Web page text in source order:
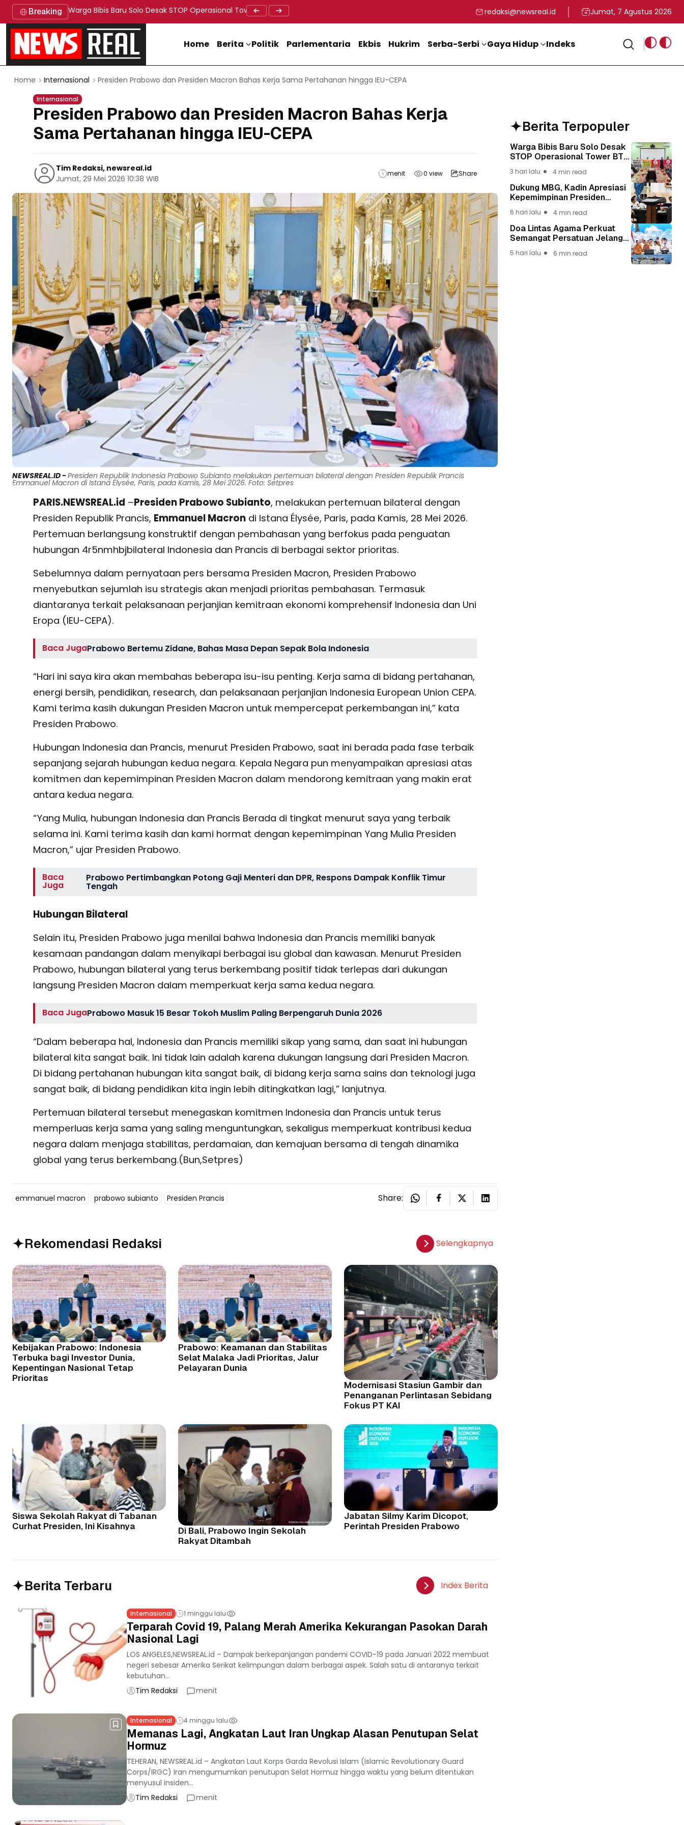
Breaking Warga Bibis Baru Solo Desak STOP Operasional Tower BTS, Diwa : Nyawa dan Keselamatan Warga Lebih Berharga
Doa Lintas Agama Perkuat Semangat Persatuan Jelang HUT ke-81 Kemerdekaan RIDukung MBG, Kadin Apresiasi Kepemimpinan Presiden Prabowo yang
Staf Khusus Menag RI
redaksi@newsreal.id Jumat, 7 Agustus 2026
Home Berita Politik Parlementaria Ekbis Hukrim Serba-Serbi Gaya Hidup Indeks
Home Internasional Presiden Prabowo dan Presiden Macron Bahas Kerja Sama Pertahanan hingga IEU-CEPA
Internasional
Presiden Prabowo dan Presiden Macron Bahas Kerja
Sama Pertahanan hingga IEU-CEPA
Tim Redaksi, newsreal.id
Jumat, 29 Mei 2026 10:38 WIB
menit 0view Share
NEWSREAL.ID -Presiden Republik Indonesia Prabowo Subianto melakukan pertemuan bilateral dengan Presiden Republik Prancis
Emmanuel Macron di Istana Élysée, Paris, pada Kamis, 28 Mei 2026. Foto: Setpres
PARIS.NEWSREAL.id –Presiden Prabowo Subianto, melakukan pertemuan bilateral dengan
Presiden Republik Prancis, Emmanuel Macrondi Istana Élysée, Paris, pada Kamis, 28 Mei 2026.
Pertemuan berlangsung konstruktif dengan pembahasan yang berfokus pada penguatan
hubungan 4r5nmhbjbilateral Indonesia dan Prancis di berbagai sektor prioritas.
Sebelumnya dalam pernyataan pers bersama Presiden Macron, Presiden Prabowo
menyebutkan sejumlah isu strategis akan menjadi prioritas pembahasan. Termasuk
diantaranya terkait pelaksanaan perjanjian kemitraan ekonomi komprehensif Indonesia dan Uni
Eropa (IEU-CEPA).
Baca JugaPrabowo Bertemu Zidane, Bahas Masa Depan Sepak Bola Indonesia
“Hari ini saya kira akan membahas beberapa isu-isu penting. Kerja sama di bidang pertahanan,
energi bersih, pendidikan, research, dan pelaksanaan perjanjian Indonesia European Union CEPA.
Kami terima kasih dukungan Presiden Macron untuk mempercepat perkembangan ini,” kata
Presiden Prabowo.
Hubungan Indonesia dan Prancis, menurut Presiden Prabowo, saat ini berada pada fase terbaik
sepanjang sejarah hubungan kedua negara. Kepala Negara pun menyampaikan apresiasi atas
komitmen dan kepemimpinan Presiden Macron dalam mendorong kemitraan yang makin erat
antara kedua negara.
“Yang Mulia, hubungan Indonesia dan Prancis Berada di tingkat menurut saya yang terbaik
selama ini. Kami terima kasih dan kami hormat dengan kepemimpinan Yang Mulia Presiden
Macron,” ujar Presiden Prabowo.
Baca
Juga
Prabowo Pertimbangkan Potong Gaji Menteri dan DPR, Respons Dampak Konflik Timur
Tengah
Hubungan Bilateral
Selain itu, Presiden Prabowo juga menilai bahwa Indonesia dan Prancis memiliki banyak
kesamaan pandangan dalam menyikapi berbagai isu global dan kawasan. Menurut Presiden
Prabowo, hubungan bilateral yang terus berkembang positif tidak terlepas dari dukungan
langsung Presiden Macron dalam memperkuat kerja sama kedua negara.
Baca JugaPrabowo Masuk 15 Besar Tokoh Muslim Paling Berpengaruh Dunia 2026
“Dalam beberapa hal, Indonesia dan Prancis memiliki sikap yang sama, dan saat ini hubungan
bilateral kita sangat baik. Ini tidak lain adalah karena dukungan langsung dari Presiden Macron.
Di bidang pertahanan hubungan kita sangat baik, di bidang kerja sama sains dan teknologi juga
sangat baik, di bidang pendidikan kita ingin lebih ditingkatkan lagi,” lanjutnya.
Pertemuan bilateral tersebut menegaskan komitmen Indonesia dan Prancis untuk terus
memperluas kerja sama yang saling menguntungkan, sekaligus memperkuat kontribusi kedua
negara dalam menjaga stabilitas, perdamaian, dan kemajuan bersama di tengah dinamika
global yang terus berkembang.(Bun,Setpres)
emmanuel macron prabowo subianto Presiden Prancis Share:
Rekomendasi Redaksi Selengkapnya
Kebijakan Prabowo: Indonesia
Terbuka bagi Investor Dunia,
Kepentingan Nasional Tetap
Prioritas
Prabowo: Keamanan dan Stabilitas
Selat Malaka Jadi Prioritas, Jalur
Pelayaran Dunia
Modernisasi Stasiun Gambir dan
Penanganan Perlintasan Sebidang
Fokus PT KAI
Siswa Sekolah Rakyat di Tabanan
Curhat Presiden, Ini Kisahnya
Di Bali, Prabowo Ingin Sekolah
Rakyat Ditambah
Jabatan Silmy Karim Dicopot,
Perintah Presiden Prabowo
Berita Terbaru Index Berita
Internasional 1 minggu lalu
Terparah Covid 19, Palang Merah Amerika Kekurangan Pasokan Darah
Nasional Lagi
LOS ANGELES,NEWSREAL.id – Dampak berkepanjangan pandemi COVID-19 pada Januari 2022 membuat
negeri sebesar Amerika Serikat kelimpungan dalam berbagai aspek. Salah satu di antaranya terkait
kebutuhan...
Tim Redaksi
menit
Internasional 4 minggu lalu
Memanas Lagi, Angkatan Laut Iran Ungkap Alasan Penutupan Selat
Hormuz
TEHERAN, NEWSREAL.id – Angkatan Laut Korps Garda Revolusi Islam (Islamic Revolutionary Guard
Corps/IRGC) Iran mengumumkan penutupan Selat Hormuz hingga waktu yang belum ditentukan
menyusul insiden...
Tim Redaksi
menit
Berita Terpopuler
Warga Bibis Baru Solo Desak
STOP Operasional Tower BTS,
Keselamatan Warga Lebih
Berharga
3 hari lalu 4 min read
Dukung MBG, Kadin Apresiasi
Kepemimpinan Presiden
6 hari lalu 4 min read
Doa Lintas Agama Perkuat
Semangat Persatuan Jelang
5 hari lalu 6 min read